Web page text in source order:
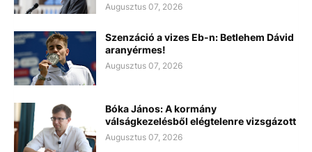
Augusztus 07, 2026
Szenzáció a vizes Eb-n: Betlehem Dávid
aranyérmes!
Augusztus 07, 2026
Bóka János: A kormány
válságkezelésből elégtelenre vizsgázott
Augusztus 07, 2026